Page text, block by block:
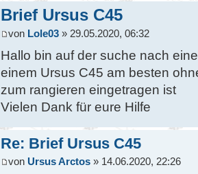
Brief Ursus C45
von Lole03 » 29.05.2020, 06:32
Hallo bin auf der suche nach
einem Ursus C45 am besten
zum rangieren eingetragen ist
Vielen Dank für eure Hilfe
Re: Brief Ursus C45
von Ursus Arctos » 14.06.2020, 22:26